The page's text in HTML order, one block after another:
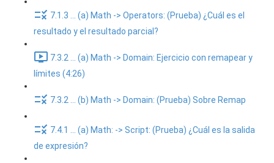
7.1.3 ... (a) Math -> Operators: (Prueba) ¿Cuál es el
resultado y el resultado parcial?
7.3.2 ... (a) Math -> Domain: Ejercicio con remapear y
límites (4:26)
7.3.2 ... (b) Math -> Domain: (Prueba) Sobre Remap
7.4.1 ... (a) Math: -> Script: (Prueba) ¿Cuál es la salida
de expresión?